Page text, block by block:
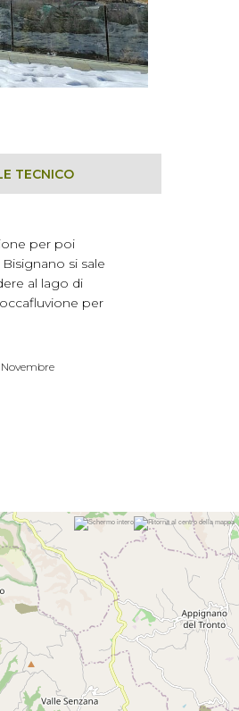
TECNICO
per poi
si sale
al lago di
per
Novembre